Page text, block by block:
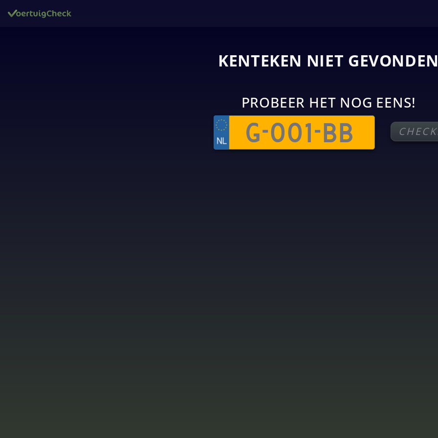
KENTEKEN NIET GEVONDEN
PROBEER HET NOG EENS!